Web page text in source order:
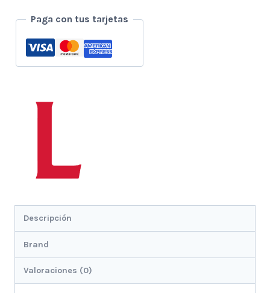
Paga con tus tarjetas
Descripción
Brand
Valoraciones (0)